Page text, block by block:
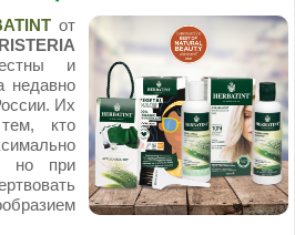
от
и
недавно
Их
кто
но при